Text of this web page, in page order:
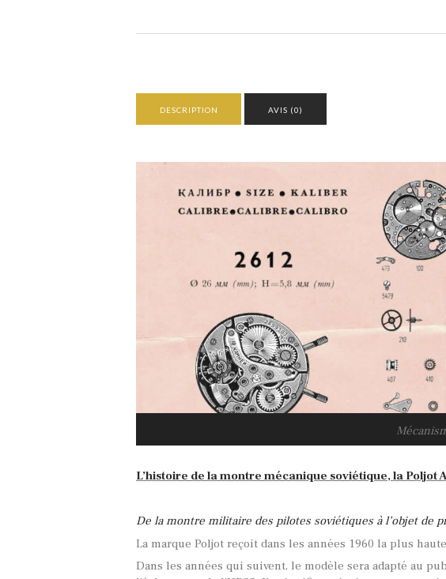
DESCRIPTION AVIS (0)
L’histoire de la montre mécanique soviétique, la Poljot
De la montre militaire des pilotes soviétiques à l’objet de
La marque Poljot reçoit dans les années 1960 la plus
Dans les années qui suivent, le modèle sera adapté au